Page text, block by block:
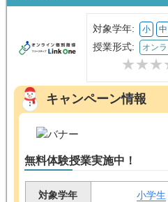
対象学年: 小 中
授業形式: オン
キャンペーン情報
無料体験授業実施中！
対象学年 小学生